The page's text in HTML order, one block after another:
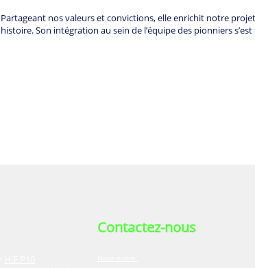
Partageant nos valeurs et convictions, elle enrichit notre
histoire. Son intégration au sein de l’équipe des pionniers
Contactez-nous